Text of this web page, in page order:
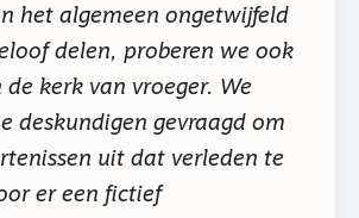
het algemeen ongetwijfeld
delen, proberen we ook
de kerk van vroeger. We
deskundigen gevraagd om
uit dat verleden te
er een fictief